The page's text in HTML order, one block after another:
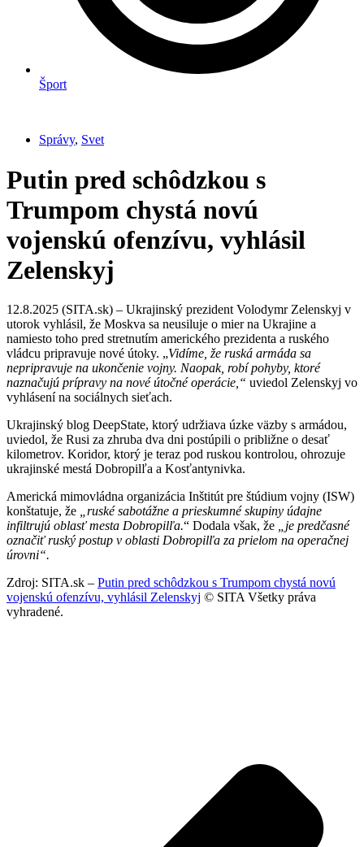
Šport
Správy, Svet
Putin pred schôdzkou s
Trumpom chystá novú
vojenskú ofenzívu, vyhlásil
Zelenskyj
12.8.2025 (SITA.sk) – Ukrajinský prezident Volodymr Zelenskyj v
utorok vyhlásil, že Moskva sa neusiluje o mier na Ukrajine a
namiesto toho pred stretnutím amerického prezidenta a ruského
vládcu pripravuje nové útoky. „Vidíme, že ruská armáda sa
nepripravuje na ukončenie vojny. Naopak, robí pohyby, ktoré
naznačujú prípravy na nové útočné operácie,“ uviedol Zelenskyj vo
vyhlásení na sociálnych sieťach.
Ukrajinský blog DeepState, ktorý udržiava úzke väzby s armádou,
uviedol, že Rusi za zhruba dva dni postúpili o približne o desať
kilometrov. Koridor, ktorý je teraz pod ruskou kontrolou, ohrozuje
ukrajinské mestá Dobropilľa a Kosťantynivka.
Americká mimovládna organizácia Inštitút pre štúdium vojny (ISW)
konštatuje, že
„ruské sabotážne a prieskumné skupiny údajne
infiltrujú oblasť mesta Dobropilľa.“ Dodala však, že
„je predčasné
označiť ruský postup v oblasti Dobropilľa za prielom na operačnej
úrovni“.
Zdroj: SITA.sk – Putin pred schôdzkou s Trumpom chystá novú
vojenskú ofenzívu, vyhlásil Zelenskyj © SITA Všetky práva
vyhradené.